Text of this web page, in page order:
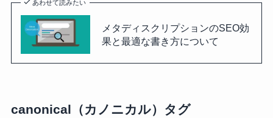
あわせて読みたい
メタディスクリプションのSEO効
果と最適な書き方について
canonical（カノニカル）タグ